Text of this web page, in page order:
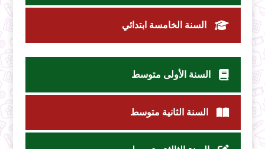
السنة الخامسة ابتدائي
السنة الأولى متوسط
السنة الثانية متوسط